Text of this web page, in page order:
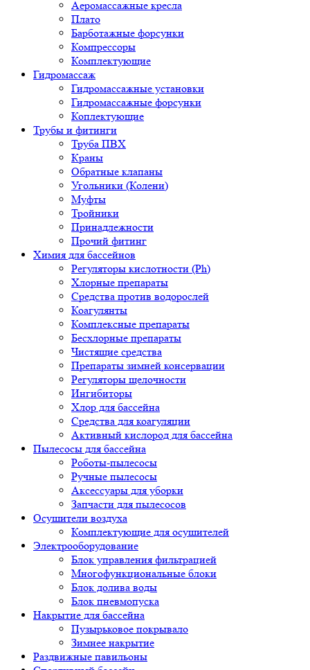
Аеромассажные кресла
Плато
Барботажные форсунки
Компрессоры
Комплектующие
Гидромассаж
Гидромассажные установки
Гидромассажные форсунки
Коплектующие
Трубы и фитинги
Труба ПВХ
Краны
Обратные клапаны
Угольники (Колени)
Муфты
Тройники
Принадлежности
Прочий фитинг
Химия для бассейнов
Регуляторы кислотности (Ph)
Хлорные препараты
Средства против водорослей
Коагулянты
Комплексные препараты
Бесхлорные препараты
Чистящие средства
Препараты зимней консервации
Регуляторы щелочности
Ингибиторы
Хлор для бассейна
Средства для коагуляции
Активный кислород для бассейна
Пылесосы для бассейна
Роботы-пылесосы
Ручные пылесосы
Аксессуары для уборки
Запчасти для пылесосов
Осушители воздуха
Комплектующие для осушителей
Электрооборудование
Блок управления фильтрацией
Многофункциональные блоки
Блок долива воды
Блок пневмопуска
Накрытие для бассейна
Пузырьковое покрывало
Зимнее накрытие
Раздвижные павильоны